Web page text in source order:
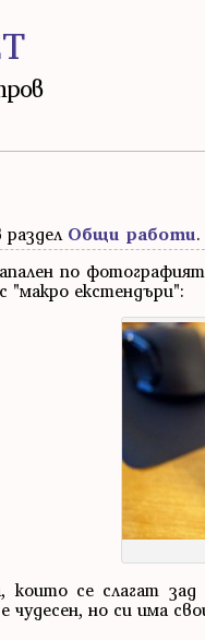
Общи работи.
по
"макро екстендъри":
които се слагат
чудесен, но си има